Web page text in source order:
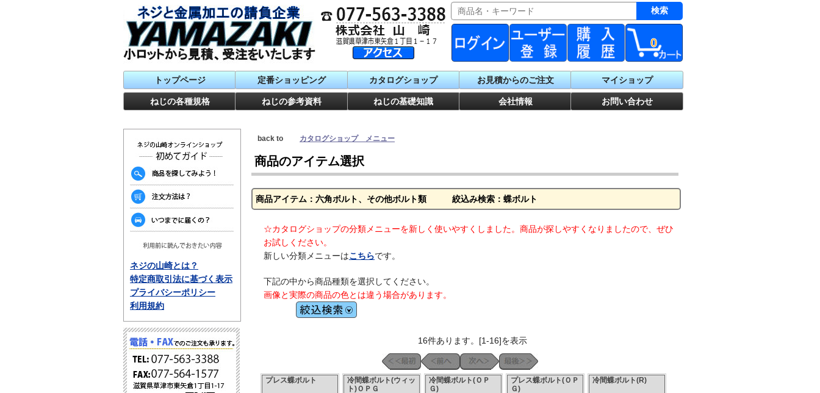
0
トップページ 定番ショッピング カタログショップ お見積からのご注文 マイショップ
ねじの各種規格 ねじの参考資料 ねじの基礎知識 会社情報 お問い合わせ
ネジの山崎とは？
特定商取引法に基づく表示
プライバシーポリシー
利用規約
back to カタログショップ メニュー
商品のアイテム選択
商品アイテム：六角ボルト、その他ボルト類 絞込み検索：蝶ボルト
☆カタログショップの分類メニューを新しく使いやすくしました。商品が探しやすくなりましたので、ぜひ
お試しください。
新しい分類メニューはこちらです。
下記の中から商品種類を選択してください。
画像と実際の商品の色とは違う場合があります。
16件あります。[1-16]を表示
プレス蝶ボルト
冷間蝶ボルト(ウィッ
ト)ＯＰＧ
冷間蝶ボルト(ＯＰ
Ｇ)
プレス蝶ボルト(ＯＰ
Ｇ)
冷間蝶ボルト(R)